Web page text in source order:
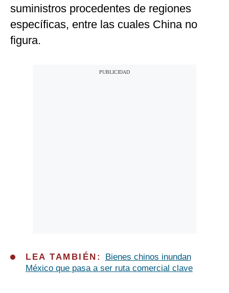
suministros procedentes de regiones
específicas, entre las cuales China no
figura.
LEA TAMBIÉN:
Bienes chinos inundan
México que pasa a ser ruta comercial clave